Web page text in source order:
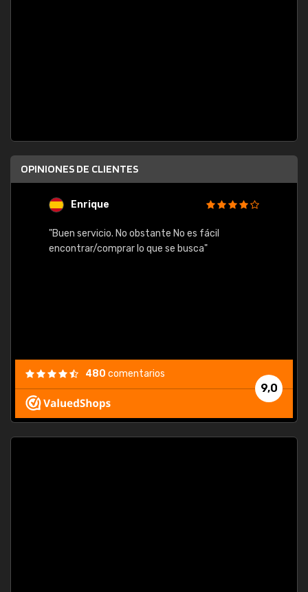
OPINIONES DE CLIENTES
Enrique
"Buen servicio. No obstante No es fácil
encontrar/comprar lo que se busca"
9,0
480 comentarios